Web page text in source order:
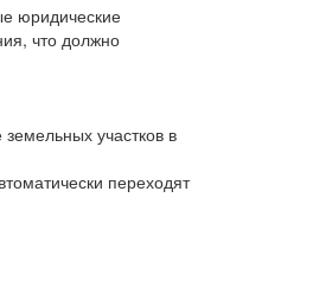
юридические
что должно
участков в
переходят